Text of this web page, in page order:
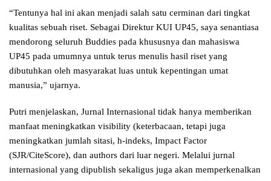
“Tentunya hal ini akan menjadi salah satu cerminan dari tingkat
kualitas sebuah riset. Sebagai Direktur KUI UP45, saya senantiasa
mendorong seluruh Buddies pada khususnya dan mahasiswa
UP45 pada umumnya untuk terus menulis hasil riset yang
dibutuhkan oleh masyarakat luas untuk kepentingan umat
manusia,” ujarnya.
Putri menjelaskan, Jurnal Internasional tidak hanya memberikan
manfaat meningkatkan visibility (keterbacaan, tetapi juga
meningkatkan jumlah sitasi, h-indeks, Impact Factor
(SJR/CiteScore), dan authors dari luar negeri. Melalui jurnal
internasional yang dipublish sekaligus juga akan memperkenalkan